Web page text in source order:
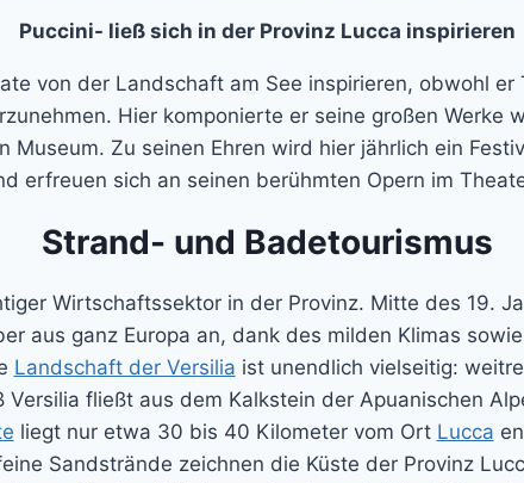
Puccini- ließ sich in der Provinz Lucca inspirieren
von der Landschaft am See inspirieren, obwohl
Hier komponierte er seine großen Werke
Museum. Zu seinen Ehren wird hier jährlich ein
erfreuen sich an seinen berühmten Opern im
Strand- und Badetourismus
Wirtschaftssektor in der Provinz. Mitte des 19.
aus ganz Europa an, dank des milden Klimas
Landschaft der Versilia ist unendlich vielseitig:
Versilia fließt aus dem Kalkstein der Apuanischen
liegt nur etwa 30 bis 40 Kilometer vom Ort Lucca
Sandstrände zeichnen die Küste der Provinz